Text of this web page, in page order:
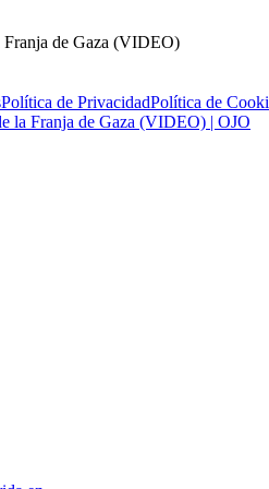
Franja de Gaza (VIDEO)
Política de PrivacidadPolítica de